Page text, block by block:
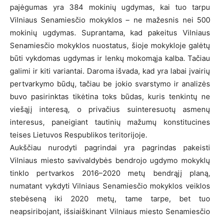
pajėgumas yra 384 mokinių ugdymas, kai tuo tarpu
Vilniaus Senamiesčio mokyklos – ne mažesnis nei 500
mokinių ugdymas. Suprantama, kad pakeitus Vilniaus
Senamiesčio mokyklos nuostatus, šioje mokykloje galėtų
būti vykdomas ugdymas ir lenkų mokomąja kalba. Tačiau
galimi ir kiti variantai. Daroma išvada, kad yra labai įvairių
pertvarkymo būdų, tačiau be jokio svarstymo ir analizės
buvo pasirinktas tikėtina toks būdas, kuris tenkintų ne
viešąjį interesą, o privačius suinteresuotų asmenų
interesus, paneigiant tautinių mažumų konstitucines
teises Lietuvos Respublikos teritorijoje.
Aukščiau nurodyti pagrindai yra pagrindas pakeisti
Vilniaus miesto savivaldybės bendrojo ugdymo mokyklų
tinklo pertvarkos 2016–2020 metų bendrąjį planą,
numatant vykdyti Vilniaus Senamiesčio mokyklos veiklos
stebėseną iki 2020 metų, tame tarpe, bet tuo
neapsiribojant, išsiaiškinant Vilniaus miesto Senamiesčio